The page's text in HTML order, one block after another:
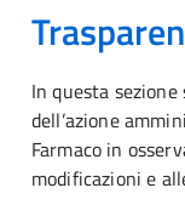
In questa
dell’azione
Farmaco in
modificazioni e